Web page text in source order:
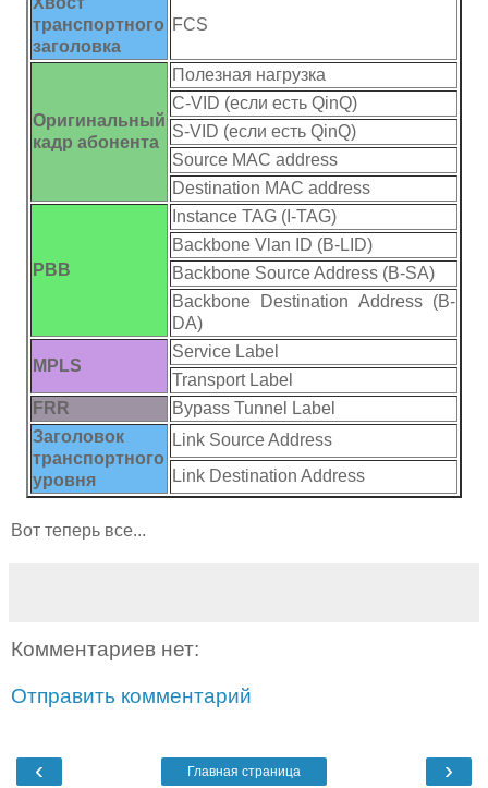
транспортного
заголовка
FCS
Оригинальный
кадр абонента
Полезная нагрузка
С-VID (если есть QinQ)
S-VID (если есть QinQ)
Source MAC address
Destination MAC address
PBB
Instance TAG (I-TAG)
Backbone Vlan ID (B-LID)
Backbone Source Address (B-SA)
Backbone Destination Address (B-
DA)
MPLS
Service Label
Transport Label
FRR
Bypass Tunnel Label
Заголовок
транспортного
уровня
Link Source Address
Link Destination Address
Вот теперь все...
Комментариев нет:
Отправить комментарий
‹ ›
Главная страница